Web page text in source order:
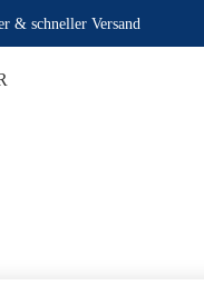
& schneller Versand